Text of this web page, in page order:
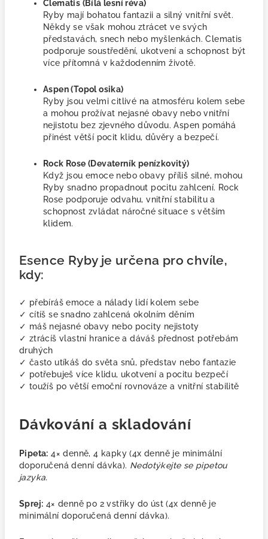
Clematis (Bílá lesní réva)
Ryby mají bohatou fantazii a silný vnitřní svět.
Někdy se však mohou ztrácet ve svých
představách, snech nebo myšlenkách. Clematis
podporuje soustředění, ukotvení a schopnost být
více přítomná v každodenním životě.
Aspen (Topol osika)
Ryby jsou velmi citlivé na atmosféru kolem sebe
a mohou prožívat nejasné obavy nebo vnitřní
nejistotu bez zjevného důvodu. Aspen pomáhá
přinést větší pocit klidu, důvěry a bezpečí.
Rock Rose (Devaterník penízkovitý)
Když jsou emoce nebo obavy příliš silné, mohou
Ryby snadno propadnout pocitu zahlcení. Rock
Rose podporuje odvahu, vnitřní stabilitu a
schopnost zvládat náročné situace s větším
klidem.
Esence Ryby je určena pro chvíle,
kdy:
✓ přebíráš emoce a nálady lidí kolem sebe
✓ cítíš se snadno zahlcená okolním děním
✓ máš nejasné obavy nebo pocity nejistoty
✓ ztrácíš vlastní hranice a dáváš přednost potřebám
druhých
✓ často utíkáš do světa snů, představ nebo fantazie
✓ potřebuješ více klidu, ukotvení a pocitu bezpečí
✓ toužíš po větší emoční rovnováze a vnitřní stabilitě
Dávkování a skladování
Pipeta: 4× denně, 4 kapky (4x denně je minimální
doporučená denní dávka). Nedotýkejte se pipetou
jazyka.
Sprej: 4× denně po 2 vstřiky do úst (4x denně je
minimální doporučená denní dávka).